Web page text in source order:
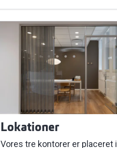
Lokationer
Vores tre kontorer er placeret i